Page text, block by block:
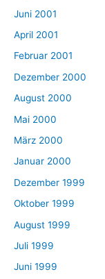
Juni 2001
April 2001
Februar 2001
Dezember 2000
August 2000
Mai 2000
März 2000
Januar 2000
Dezember 1999
Oktober 1999
August 1999
Juli 1999
Juni 1999